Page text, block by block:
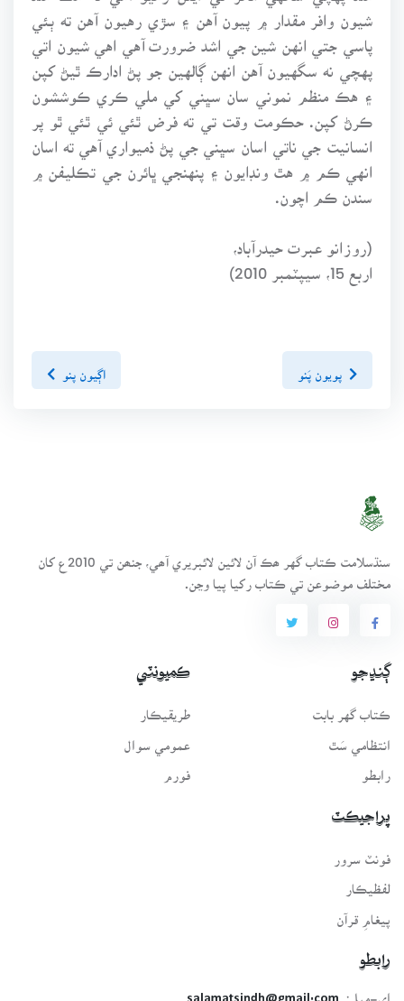
شيون وافر مقدار ۾ پيون آهن ۽ سڙي رهيون آهن ته ٻئي
پاسي جتي انهن شين جي اشد ضرورت آهي اهي شيون اتي
پهچي نه سگهيون آهن انهن ڳالهين جو پڻ ادارڪ ٿيڻ کپن
۽ هڪ منظم نموني سان سڀني کي ملي ڪري ڪوششون
ڪرڻ کپن. حڪومت وقت تي ته فرض ٿئي ئي ٿئي ٿو پر
انسانيت جي ناتي اسان سڀني جي پڻ ذميواري آهي ته اسان
انهي ڪم ۾ هٿ ونڊايون ۽ پنهنجي ڀائرن جي تڪليفن ۾
سندن ڪم اچون.
(روزانو عبرت حيدرآباد،
اربع 15، سيپٽمبر 2010)
پويون پَنو اڳيون پنو
سنڌسلامت ڪتاب گهر ھڪ آن لائين لائبريري آھي، جنھن تي 2010ع کان
مختلف موضوعن تي ڪتاب رکيا پيا وڃن.
ڳنڍجو
ڪتاب گهر بابت
انتظامي سَٿ
رابطو
ڪميونٽي
طريقيڪار
عمومي سوال
فورم
پراجيڪٽ
لفظيڪار
پيغامِ قرآن
رابطو
اي-ميل: